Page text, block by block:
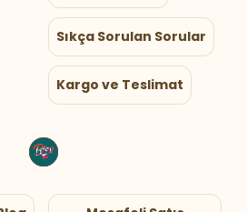
Sıkça Sorulan Sorular
Kargo ve Teslimat